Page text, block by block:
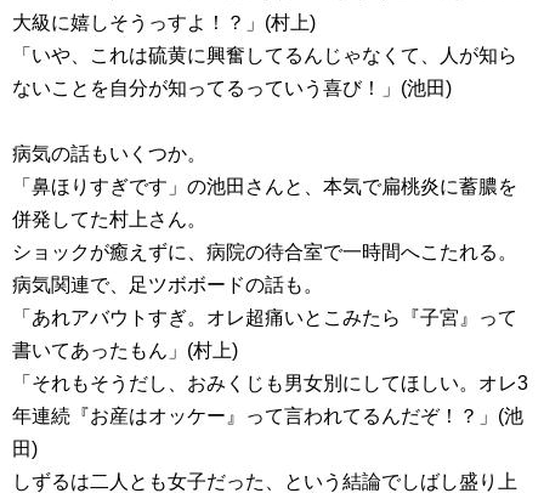
大級に嬉しそうっすよ！？」(村上)
「いや、これは硫黄に興奮してるんじゃなくて、人が知ら
ないことを自分が知ってるっていう喜び！」(池田)
病気の話もいくつか。
「鼻ほりすぎです」の池田さんと、本気で扁桃炎に蓄膿を
併発してた村上さん。
ショックが癒えずに、病院の待合室で一時間へこたれる。
病気関連で、足ツボボードの話も。
「あれアバウトすぎ。オレ超痛いとこみたら『子宮』って
書いてあったもん」(村上)
「それもそうだし、おみくじも男女別にしてほしい。オレ3
年連続『お産はオッケー』って言われてるんだぞ！？」(池
田)
しずるは二人とも女子だった、という結論でしばし盛り上